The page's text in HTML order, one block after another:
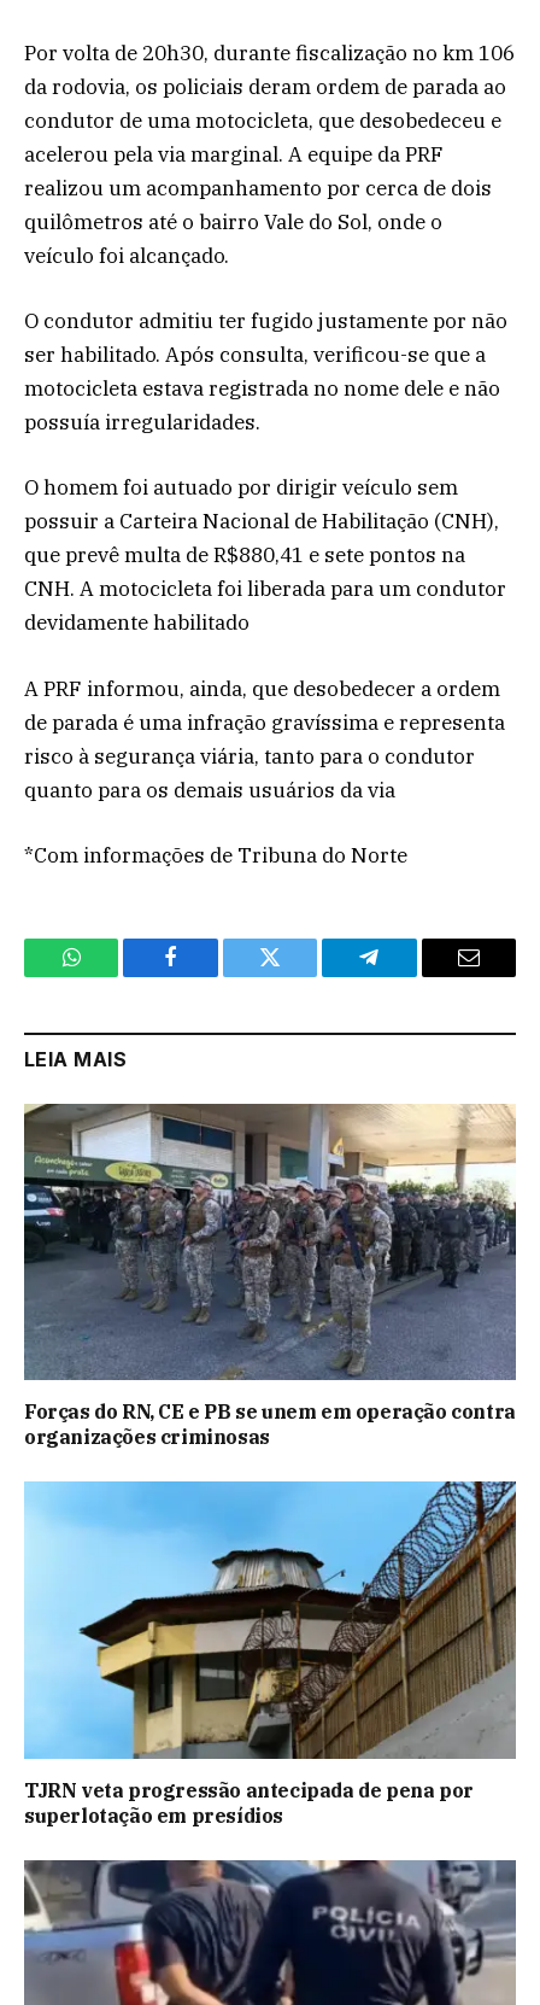
Por volta de 20h30, durante fiscalização no km 106
da rodovia, os policiais deram ordem de parada ao
condutor de uma motocicleta, que desobedeceu e
acelerou pela via marginal. A equipe da PRF
realizou um acompanhamento por cerca de dois
quilômetros até o bairro Vale do Sol, onde o
veículo foi alcançado.
O condutor admitiu ter fugido justamente por não
ser habilitado. Após consulta, verificou-se que a
motocicleta estava registrada no nome dele e não
possuía irregularidades.
O homem foi autuado por dirigir veículo sem
possuir a Carteira Nacional de Habilitação (CNH),
que prevê multa de R$880,41 e sete pontos na
CNH. A motocicleta foi liberada para um condutor
devidamente habilitado
A PRF informou, ainda, que desobedecer a ordem
de parada é uma infração gravíssima e representa
risco à segurança viária, tanto para o condutor
quanto para os demais usuários da via
*Com informações de Tribuna do Norte
WhatsApp Facebook Twitter Telegram Email
LEIA MAIS
Forças do RN, CE e PB se unem em operação contra
organizações criminosas
TJRN veta progressão antecipada de pena por
superlotação em presídios